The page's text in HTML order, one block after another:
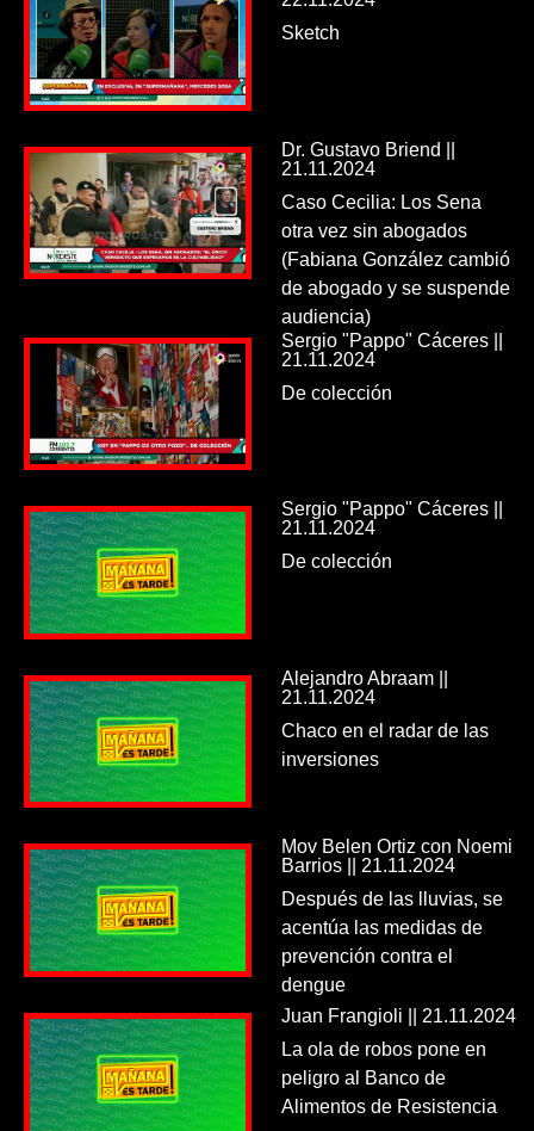
Sketch
Dr. Gustavo Briend ||
21.11.2024
Caso Cecilia: Los Sena
otra vez sin abogados
(Fabiana González cambió
de abogado y se suspende
audiencia)
Sergio "Pappo" Cáceres ||
21.11.2024
De colección
Sergio "Pappo" Cáceres ||
21.11.2024
De colección
Alejandro Abraam ||
21.11.2024
Chaco en el radar de las
inversiones
Mov Belen Ortiz con Noemi
Barrios || 21.11.2024
Después de las lluvias, se
acentúa las medidas de
prevención contra el
dengue
Juan Frangioli || 21.11.2024
La ola de robos pone en
peligro al Banco de
Alimentos de Resistencia